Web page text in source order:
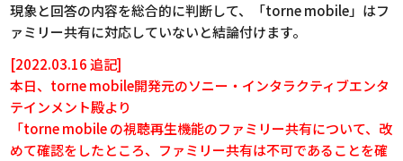
現象と回答の内容を総合的に判断して、「torne mobile」はフ
ァミリー共有に対応していないと結論付けます。
[2022.03.16 追記]
本日、torne mobile開発元のソニー・インタラクティブエンタ
テインメント殿より
「torne mobile の視聴再生機能のファミリー共有について、改
めて確認をしたところ、ファミリー共有は不可であることを確